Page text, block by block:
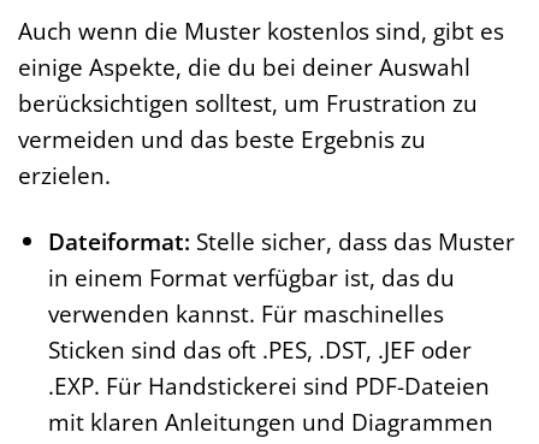
Auch wenn die Muster kostenlos sind, gibt es
einige Aspekte, die du bei deiner Auswahl
berücksichtigen solltest, um Frustration zu
vermeiden und das beste Ergebnis zu
erzielen.
Dateiformat: Stelle sicher, dass das Muster
in einem Format verfügbar ist, das du
verwenden kannst. Für maschinelles
Sticken sind das oft .PES, .DST, .JEF oder
.EXP. Für Handstickerei sind PDF-Dateien
mit klaren Anleitungen und Diagrammen